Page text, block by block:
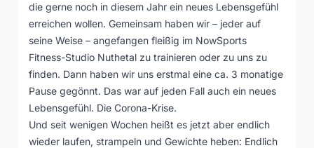
die gerne noch in diesem Jahr ein neues Lebensgefühl
erreichen wollen. Gemeinsam haben wir – jeder auf
seine Weise – angefangen fleißig im NowSports
Fitness-Studio Nuthetal zu trainieren oder zu uns zu
finden. Dann haben wir uns erstmal eine ca. 3 monatige
Pause gegönnt. Das war auf jeden Fall auch ein neues
Lebensgefühl. Die Corona-Krise.
Und seit wenigen Wochen heißt es jetzt aber endlich
wieder laufen, strampeln und Gewichte heben: Endlich